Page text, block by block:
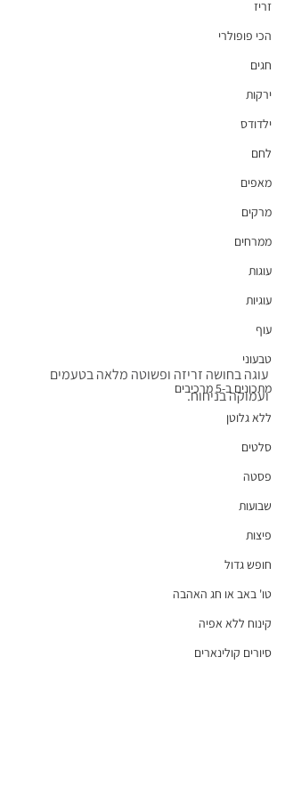
זריז
הכי פופולרי
חגים
ירקות
ילדודס
לחם
מאפים
מרקים
ממרחים
עוגות
עוגיות
עוף
טבעוני
מתכונים ב-5 מרכיבים
ללא גלוטן
סלטים
פסטה
שבועות
פיצות
חופש גדול
טו' באב או חג האהבה
קינוח ללא אפיה
סיורים קולינארים
עוגה בחושה זריזה ופשוטה מלאה בטעמים
ועמוקה בניחוח.